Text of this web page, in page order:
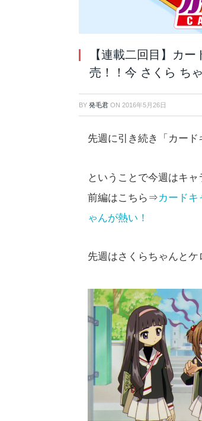
【連載二回目】カ
売！！今 さくら ち
BY 発毛君 ON 2016年5月26日
先週に引き続き「カード
ということで今週はキャ
前編はこちら⇒カードキ
ゃんが熱い！
先週はさくらちゃんとケ